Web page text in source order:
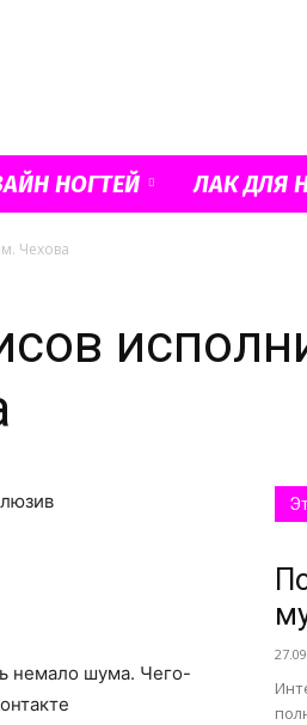
Французский
НОГТЕЙ ЛАК ДЛЯ
Чехова
немало шума. Чего-